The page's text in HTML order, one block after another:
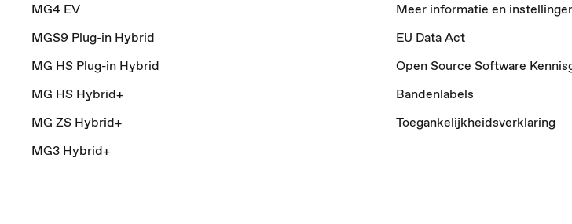
MG4 EV
MGS9 Plug-in Hybrid
MG HS Plug-in Hybrid
MG HS Hybrid+
MG ZS Hybrid+
MG3 Hybrid+
Meer informatie en
EU Data Act
Open Source Software
Bandenlabels
Toegankelijkheidsverklaring